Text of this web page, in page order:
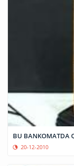
BU BANKOMATDA
20-12-2010